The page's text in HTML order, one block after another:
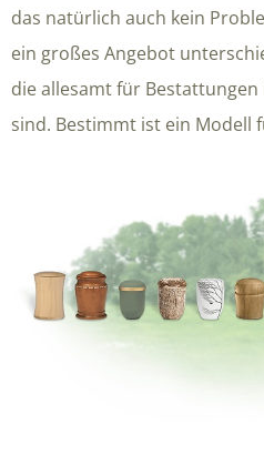
das natürlich auch kein
ein großes Angebot
die allesamt für
sind. Bestimmt ist ein Modell